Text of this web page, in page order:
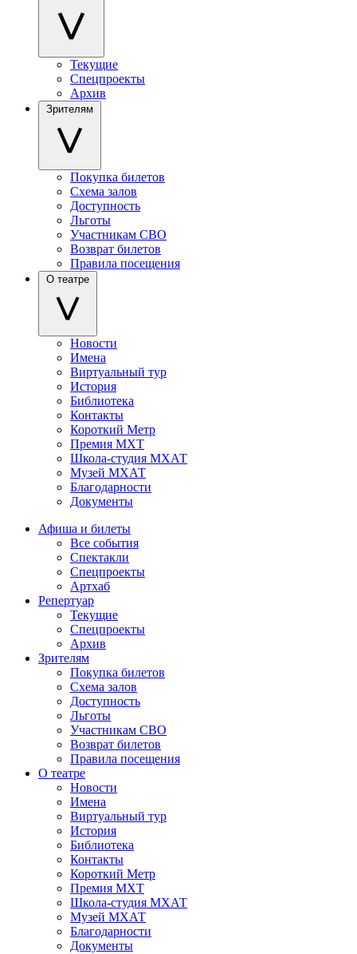
Текущие
Спецпроекты
Архив
Зрителям
Покупка билетов
Схема залов
Доступность
Льготы
Участникам СВО
Возврат билетов
Правила посещения
О театре
Новости
Имена
Виртуальный тур
История
Библиотека
Контакты
Короткий Метр
Премия МХТ
Школа-студия МХАТ
Музей МХАТ
Благодарности
Документы
Афиша и билеты
Все события
Спектакли
Спецпроекты
Артхаб
Репертуар
Текущие
Спецпроекты
Архив
Зрителям
Покупка билетов
Схема залов
Доступность
Льготы
Участникам СВО
Возврат билетов
Правила посещения
О театре
Новости
Имена
Виртуальный тур
История
Библиотека
Контакты
Короткий Метр
Премия МХТ
Школа-студия МХАТ
Музей МХАТ
Благодарности
Документы